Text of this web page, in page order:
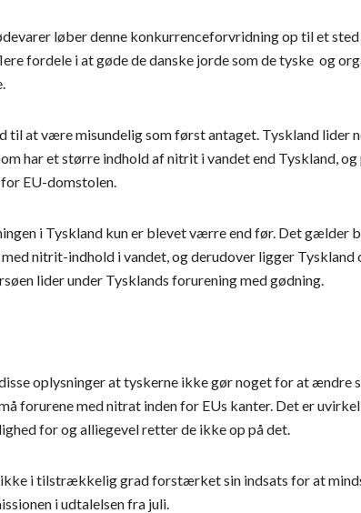
løber denne konkurrenceforvridning op til et
fordele i at gøde de danske jorde som de tyske og
til at være misundelig som først antaget. Tyskland lider
har et større indhold af nitrit i vandet end Tyskland,
EU-domstolen.
i Tyskland kun er blevet værre end før. Det gælder
nitrit-indhold i vandet, og derudover ligger Tyskland
lider under Tysklands forurening med gødning.
oplysninger at tyskerne ikke gør noget for at ændre
forurene med nitrat inden for EUs kanter. Det er
for og alliegevel retter de ikke op på det.
i tilstrækkelig grad forstærket sin indsats for at
i udtalelsen fra juli.